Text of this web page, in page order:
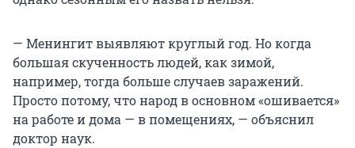
— Менингит выявляют круглый год. Но когда
большая скученность людей, как зимой,
например, тогда больше случаев заражений.
Просто потому, что народ в основном «ошивается»
на работе и дома — в помещениях, — объяснил
доктор наук.